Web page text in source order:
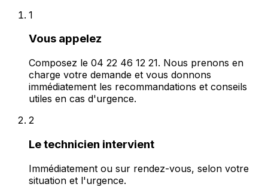
1
Vous appelez
Composez le 04 22 46 12 21. Nous prenons en
charge votre demande et vous donnons
immédiatement les recommandations et conseils
utiles en cas d'urgence.
2
Le technicien intervient
Immédiatement ou sur rendez-vous, selon votre
situation et l'urgence.